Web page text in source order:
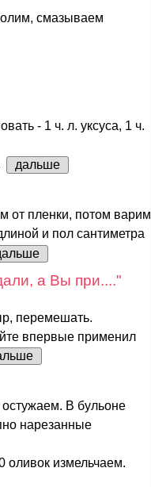
смазываем
- 1 ч. л. уксуса, 1 ч.
дальше
от пленки, потом варим
и пол сантиметра
а Вы при...."
перемешать.
впервые применил
В бульоне
нарезанные
оливок измельчаем.